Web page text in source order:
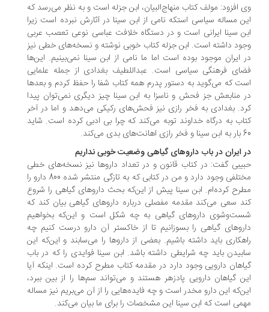
افزود: مولف کتاب منهاج‌البیان، ابن جزله است و به نظر می‌رسد که
مساله سیاسی استکه نامی از ابن سینا در آثارش نبرده است زیرا
سینا ایرانی است و در دستگاه خلافت عباسی نوعی تعصب عربی
داشته است. ابن جزله کتاب خوبی نوشته و نسخه‌های خطی نیز
ایران موجود بوده است اما ما نامی از ابن سینا نمی‌بینیم. این‌ها
فرهنگی سیاسی است. عبداللطیف بغدادی از جمله علمایی
که می‌گوید به دستور پدرم همه کتاب شفا را حفظ کردم و بعدها
منابعش جز فحش و ناسزا به ابن سینا چیز دیگری نمی‌توان پیدا
بغدادی به فخر رازی نیز فحش‌های رکیکی می‌دهد و اما در آخر
به درگاه خداوند توبه می‌کند که چرا بی ادبی کرده است. شاید
ایران در باب داروهای گیاهی وضعیت خوبی نداریم
گفت: در کتاب‌ قانون و در تعداد داروها نیز نسخه‌های خطی
مختلفی وجود دارد و من در کتابی که به تازگی منتشر شده 800 دارو را
کرده‌ام. ابن سینا پیش از این‌که بحث‌ داروهای گیاهی را شروع
سعی می‌کند مقدمه مفصلی درباره داروهای گیاهی بیان کند که
داروهای گیاهی به چه شکل است و این‌که بخواهیم
گیاهی را بسوزانیم تا از خاکستر آن دارو درست کنیم چه
باید داشته باشیم. بعضی از داروها را می‌سابند و این‌که این
باید چه شرایطی داشته باشد. ابن سینا فوایدی را که در باب
دارویی وجود دارد در مقدمه کتاب مطرح کرده است. اینکه آیا
گیاهان دارویی پادزهر هستند و می‌تواند سم‌ها را از بین ببرد،
این دارو مخدر است و چه فایده‌هایی را از آن می‌بریم نیز مساله
است که ابن سینا این مشخصات را برای ما بیان می‌کند.